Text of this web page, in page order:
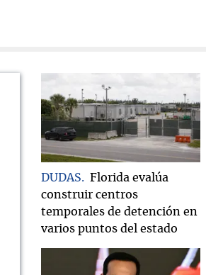
DUDAS
Florida evalúa
construir centros
temporales de detención en
varios puntos del estado